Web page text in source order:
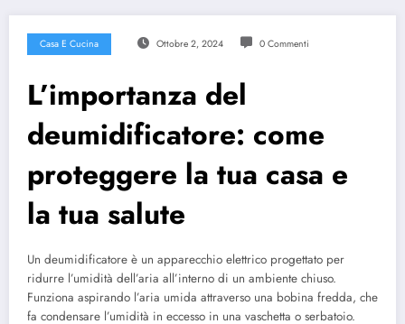
Casa E Cucina Ottobre 2, 2024 0 Commenti
L’importanza del
deumidificatore: come
proteggere la tua casa e
la tua salute
Un deumidificatore è un apparecchio elettrico progettato per
ridurre l’umidità dell’aria all’interno di un ambiente chiuso.
Funziona aspirando l’aria umida attraverso una bobina fredda, che
fa condensare l’umidità in eccesso in una vaschetta o serbatoio.